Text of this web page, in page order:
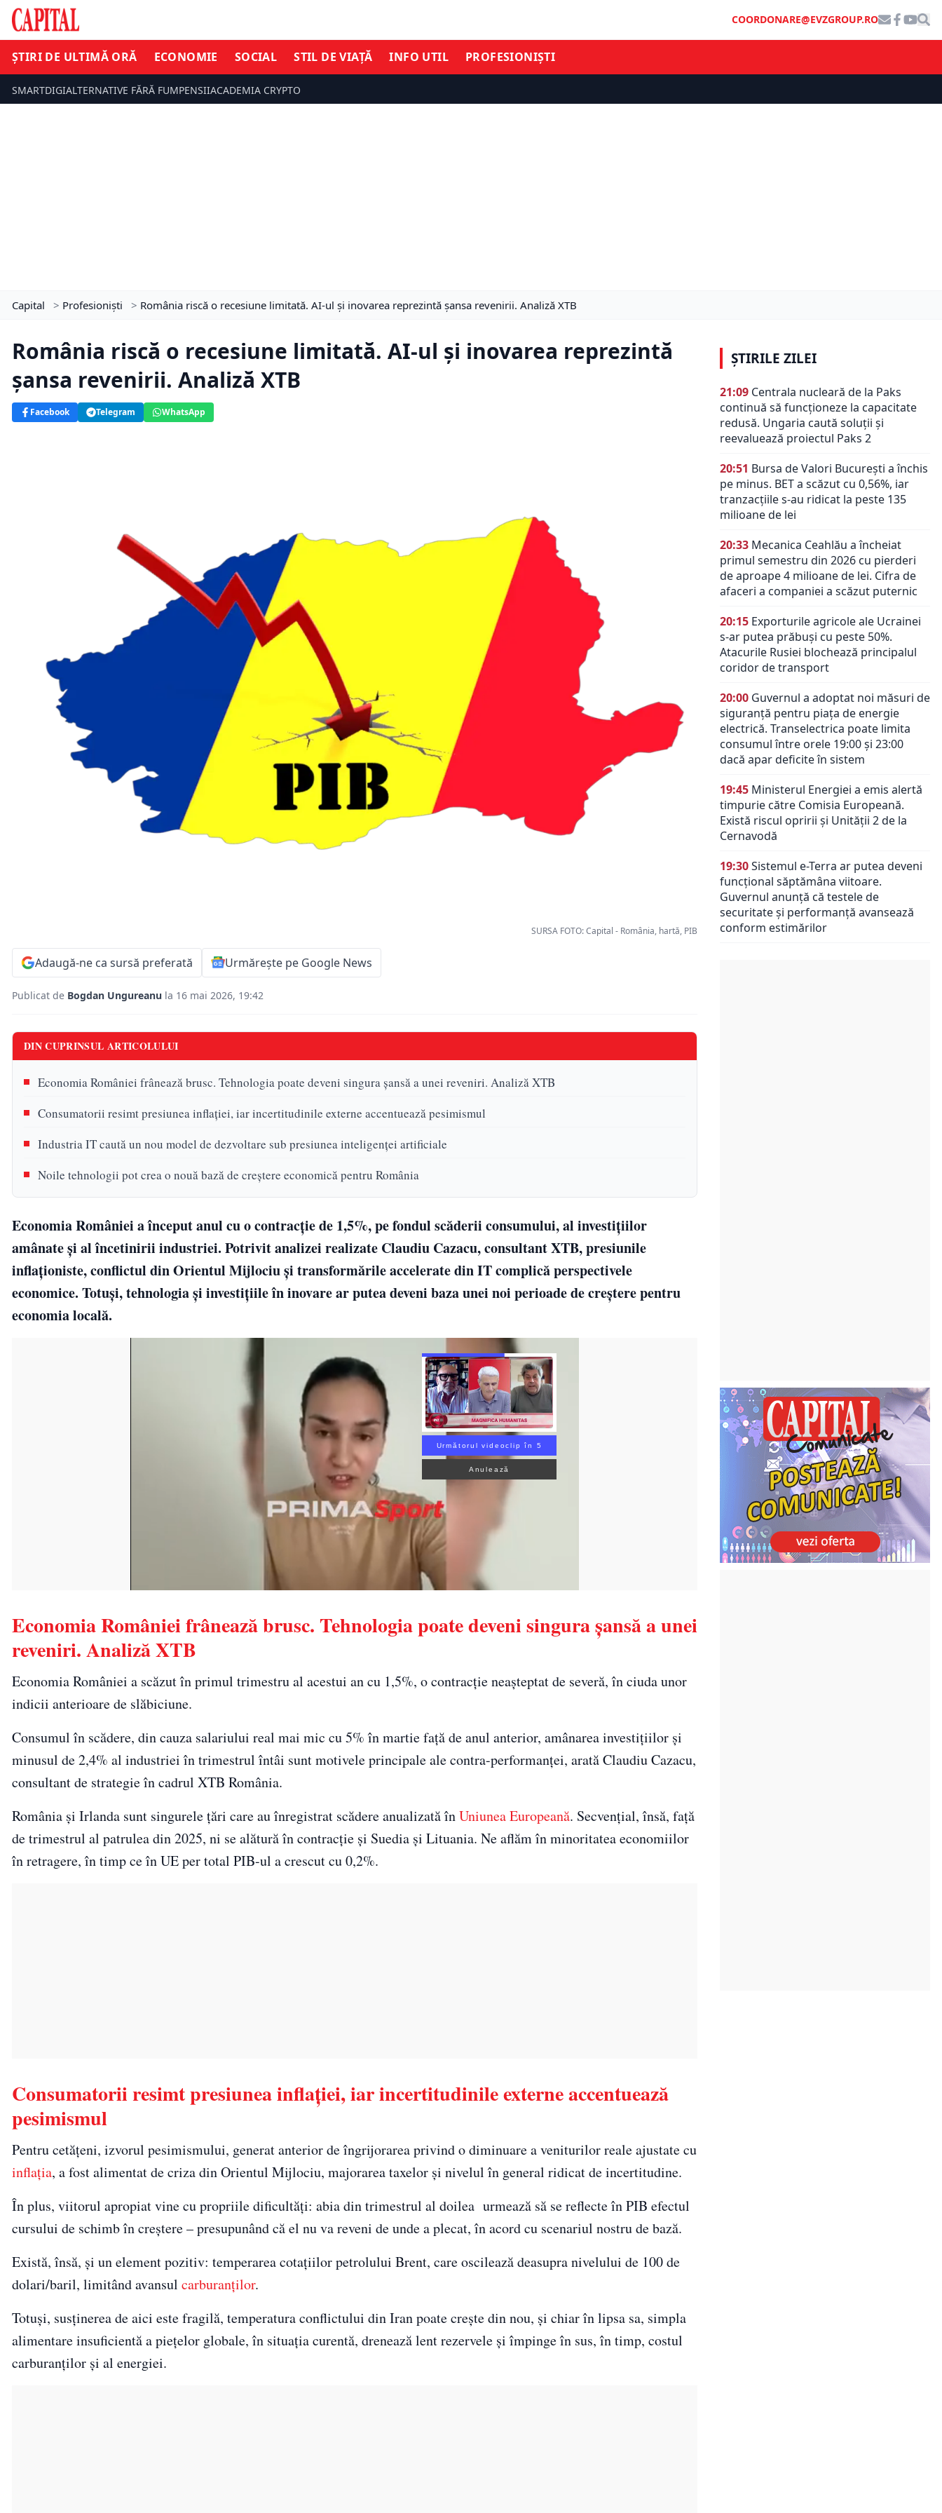
COORDONARE@EVZGROUP.RO
ȘTIRI DE ULTIMĂ ORĂ ECONOMIE SOCIAL STIL DE VIAȚĂ INFO UTIL PROFESIONIȘTI
SMARTDIGIALTERNATIVE FĂRĂ FUMPENSIIACADEMIA CRYPTO
Capital > Profesioniști > România riscă o recesiune limitată. AI-ul și inovarea reprezintă șansa revenirii. Analiză XTB
România riscă o recesiune limitată. AI-ul și inovarea reprezintă
șansa revenirii. Analiză XTB
Facebook Telegram WhatsApp
SURSA FOTO: Capital - România, hartă, PIB
Adaugă-ne ca sursă preferată Urmărește pe Google News
Publicat de Bogdan Ungureanu la 16 mai 2026, 19:42
DIN CUPRINSUL ARTICOLULUI
Economia României frânează brusc. Tehnologia poate deveni singura șansă a unei reveniri. Analiză XTB
Consumatorii resimt presiunea inflației, iar incertitudinile externe accentuează pesimismul
Industria IT caută un nou model de dezvoltare sub presiunea inteligenței artificiale
Noile tehnologii pot crea o nouă bază de creștere economică pentru România
Economia României a început anul cu o contracție de 1,5%, pe fondul scăderii consumului, al investițiilor
amânate și al încetinirii industriei. Potrivit analizei realizate Claudiu Cazacu, consultant XTB, presiunile
inflaționiste, conflictul din Orientul Mijlociu și transformările accelerate din IT complică perspectivele
economice. Totuși, tehnologia și investițiile în inovare ar putea deveni baza unei noi perioade de creștere pentru
economia locală.
Următorul videoclip în 4
Anulează
Economia României frânează brusc. Tehnologia poate deveni singura șansă a unei
reveniri. Analiză XTB
Economia României a scăzut în primul trimestru al acestui an cu 1,5%, o contracție neașteptat de severă, în ciuda unor
indicii anterioare de slăbiciune.
Consumul în scădere, din cauza salariului real mai mic cu 5% în martie față de anul anterior, amânarea investițiilor și
minusul de 2,4% al industriei în trimestrul întâi sunt motivele principale ale contra-performanței, arată Claudiu Cazacu,
consultant de strategie în cadrul XTB România.
România și Irlanda sunt singurele țări care au înregistrat scădere anualizată înUniunea Europeană. Secvențial, însă, față
de trimestrul al patrulea din 2025, ni se alătură în contracție și Suedia și Lituania. Ne aflăm în minoritatea economiilor
în retragere, în timp ce în UE per total PIB-ul a crescut cu 0,2%.
Consumatorii resimt presiunea inflației, iar incertitudinile externe accentuează
pesimismul
Pentru cetățeni, izvorul pesimismului, generat anterior de îngrijorarea privind o diminuare a veniturilor reale ajustate cu
inflația, a fost alimentat de criza din Orientul Mijlociu, majorarea taxelor și nivelul în general ridicat de incertitudine.
În plus, viitorul apropiat vine cu propriile dificultăți: abia din trimestrul al doilea urmează să se reflecte în PIB efectul
cursului de schimb în creștere – presupunând că el nu va reveni de unde a plecat, în acord cu scenariul nostru de bază.
Există, însă, și un element pozitiv: temperarea cotațiilor petrolului Brent, care oscilează deasupra nivelului de 100 de
dolari/baril, limitând avansul carburanților.
Totuși, susținerea de aici este fragilă, temperatura conflictului din Iran poate crește din nou, și chiar în lipsa sa, simpla
alimentare insuficientă a piețelor globale, în situația curentă, drenează lent rezervele și împinge în sus, în timp, costul
carburanților și al energiei.
ȘTIRILE ZILEI
21:09 Centrala nucleară de la Paks
continuă să funcționeze la capacitate
redusă. Ungaria caută soluții și
reevaluează proiectul Paks 2
20:51 Bursa de Valori București a închis
pe minus. BET a scăzut cu 0,56%, iar
tranzacțiile s-au ridicat la peste 135
milioane de lei
20:33 Mecanica Ceahlău a încheiat
primul semestru din 2026 cu pierderi
de aproape 4 milioane de lei. Cifra de
afaceri a companiei a scăzut puternic
20:15 Exporturile agricole ale Ucrainei
s-ar putea prăbuși cu peste 50%.
Atacurile Rusiei blochează principalul
coridor de transport
20:00 Guvernul a adoptat noi măsuri de
siguranță pentru piața de energie
electrică. Transelectrica poate limita
consumul între orele 19:00 și 23:00
dacă apar deficite în sistem
19:45 Ministerul Energiei a emis alertă
timpurie către Comisia Europeană.
Există riscul opririi și Unității 2 de la
Cernavodă
19:30Sistemul e-Terra ar putea deveni
funcțional săptămâna viitoare.
Guvernul anunță că testele de
securitate și performanță avansează
conform estimărilor